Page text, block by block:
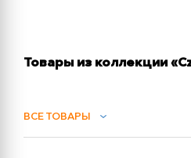
Товары из коллекции
ВСЕ ТОВАРЫ